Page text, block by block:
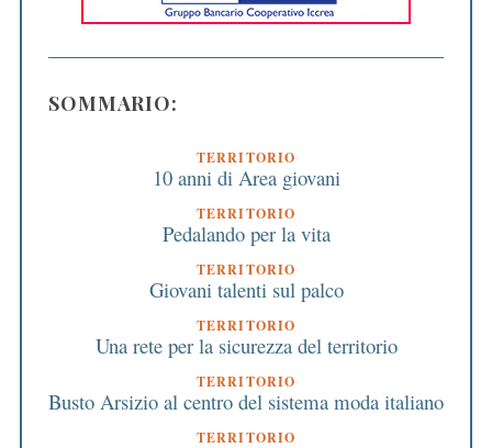
SOMMARIO:
TERRITORIO
10 anni di Area giovani
TERRITORIO
Pedalando per la vita
TERRITORIO
Giovani talenti sul palco
TERRITORIO
Una rete per la sicurezza del territorio
TERRITORIO
Busto Arsizio al centro del sistema moda italiano
TERRITORIO